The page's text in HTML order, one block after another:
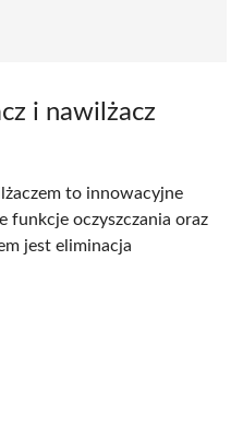
i nawilżacz
to innowacyjne
funkcje oczyszczania oraz
jest eliminacja